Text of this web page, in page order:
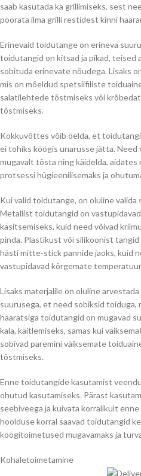
saab kasutada ka grillimiseks, sest
pöörata ilma grilli restidest kinni
Erinevaid toidutange on erineva
toidutangid on kitsad ja pikad, teised
sobituda erinevate nõudega. Lisaks
mis on mõeldud spetsiifiliste
salatilehtede tõstmiseks või
tõstmiseks.
Kokkuvõttes võib öelda, et
ei tohiks köögis unarusse jätta.
mugavalt tõsta ning käidelda,
protsessi hügieenilisemaks ja
Kui valid toidutange, on oluline valida
Metallist toidutangid on
käsitsemiseks, kuid need võivad
pinda. Plastikust või silikoonist
hästi mitte-stick pannide jaoks, kuid
vastupidavad kõrgemate
Lisaks materjalile on oluline
suurusega, et need sobiksid toiduga,
haaratsiga toidutangid on mugavad
kala, käitlemiseks, samas kui
sobivad paremini väiksemate
tõstmiseks.
Enne toidutangide kasutamist
ohutud kasutamiseks. Pärast
seebiveega ja kuivata korralikult
hoolduse korral saavad toidutangid
köögitoimetused mugavamaks ja
Kohaletoimetamine